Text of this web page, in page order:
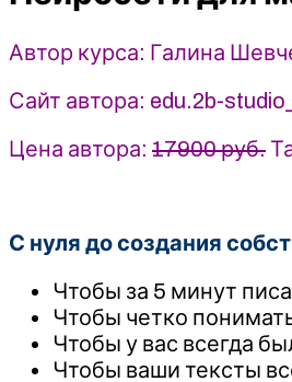
Галина
Шевченко
(2024)
Автор курса: Галина
Сайт автора: edu.2b-
Цена автора: 17900 руб.
С нуля до создания
Чтобы за 5 минут
Чтобы четко
Чтобы у вас всегда
Чтобы ваши тексты